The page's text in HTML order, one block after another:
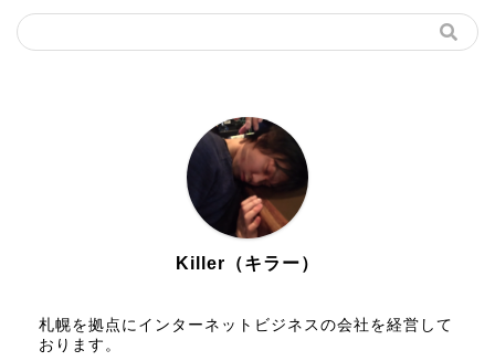
Killer（キラー）
札幌を拠点にインターネットビジネスの会社を経営して
おります。